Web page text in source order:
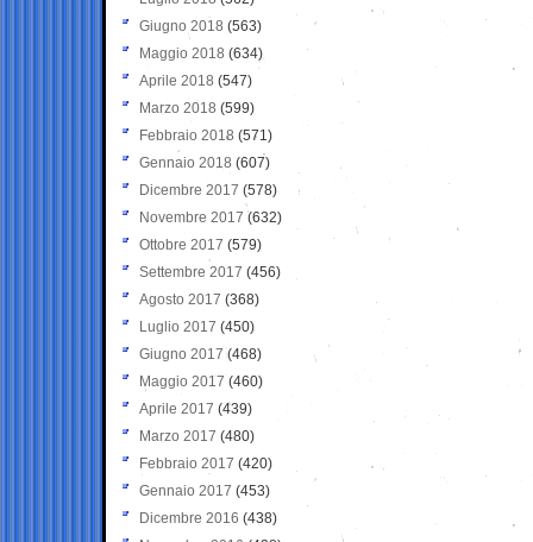
Giugno 2018 (563)
Maggio 2018 (634)
Aprile 2018 (547)
Marzo 2018 (599)
Febbraio 2018 (571)
Gennaio 2018 (607)
Dicembre 2017 (578)
Novembre 2017 (632)
Ottobre 2017 (579)
Settembre 2017 (456)
Agosto 2017 (368)
Luglio 2017 (450)
Giugno 2017 (468)
Maggio 2017 (460)
Aprile 2017 (439)
Marzo 2017 (480)
Febbraio 2017 (420)
Gennaio 2017 (453)
Dicembre 2016 (438)